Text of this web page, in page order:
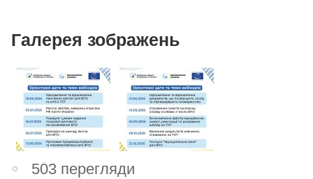
Галерея зображень
503 перегляди